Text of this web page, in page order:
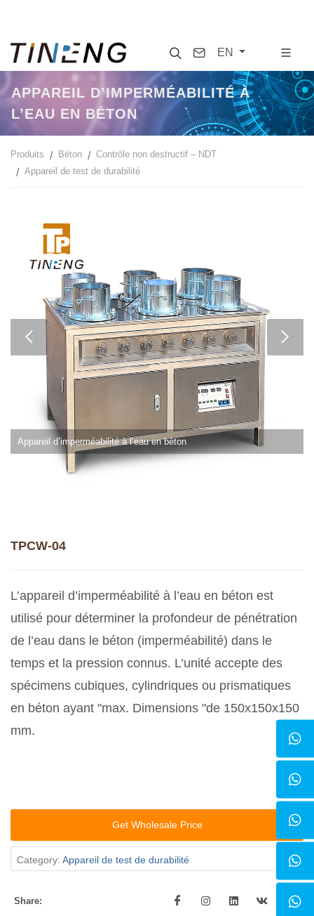
SearchContact
EN
APPAREIL D’IMPERMÉABILITÉ À
L’EAU EN BÉTON
Produits Béton
Contrôle non destructif – NDT
Appareil de test de durabilité
Appareil d’imperméabilité à l’eau en béton
TPCW-04
L’appareil d’imperméabilité à l’eau en béton est
utilisé pour déterminer la profondeur de pénétration
de l’eau dans le béton (imperméabilité) dans le
temps et la pression connus. L’unité accepte des
spécimens cubiques, cylindriques ou prismatiques
en béton ayant "max. Dimensions "de 150x150x150
mm.
Get Wholesale Price
Category: Appareil de test de durabilité
Share: